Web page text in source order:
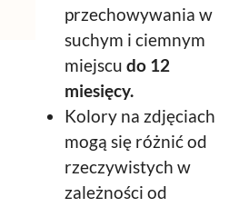
przechowywania w
suchym i ciemnym
miejscu do 12
miesięcy.
Kolory na zdjęciach
mogą się różnić od
rzeczywistych w
zależności od